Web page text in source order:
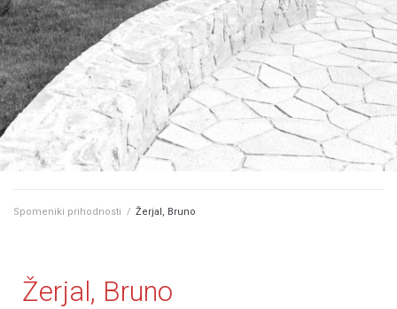
Spomeniki prihodnosti / Žerjal, Bruno
Žerjal, Bruno